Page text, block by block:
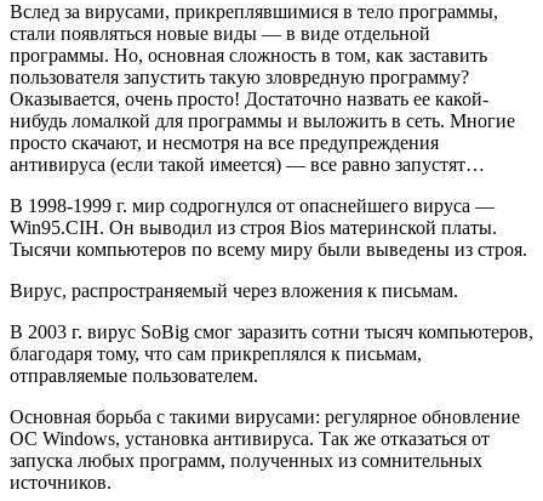
Вслед за вирусами, прикреплявшимися в тело программы,
стали появляться новые виды — в виде отдельной
программы. Но, основная сложность в том, как заставить
пользователя запустить такую зловредную программу?
Оказывается, очень просто! Достаточно назвать ее какой-
нибудь ломалкой для программы и выложить в сеть. Многие
просто скачают, и несмотря на все предупреждения
антивируса (если такой имеется) — все равно запустят…
В 1998-1999 г. мир содрогнулся от опаснейшего вируса —
Win95.CIH. Он выводил из строя Bios материнской платы.
Тысячи компьютеров по всему миру были выведены из строя.
Вирус, распространяемый через вложения к письмам.
В 2003 г. вирус SoBig смог заразить сотни тысяч компьютеров,
благодаря тому, что сам прикреплялся к письмам,
отправляемые пользователем.
Основная борьба с такими вирусами: регулярное обновление
ОС Windows, установка антивируса. Так же отказаться от
запуска любых программ, полученных из сомнительных
источников.